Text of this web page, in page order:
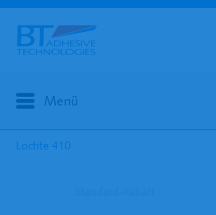
Menü
Loctite 410